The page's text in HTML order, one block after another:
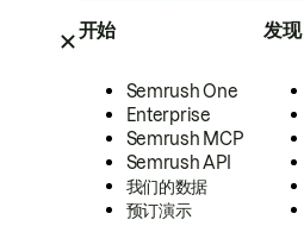
开始
Semrush One
Enterprise
Semrush MCP
Semrush API
我们的数据
预订演示
发现